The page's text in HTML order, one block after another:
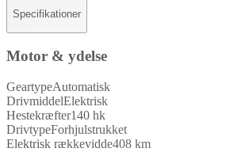
Specifikationer
Motor & ydelse
GeartypeAutomatisk
DrivmiddelElektrisk
Hestekræfter140 hk
DrivtypeForhjulstrukket
Elektrisk rækkevidde408 km